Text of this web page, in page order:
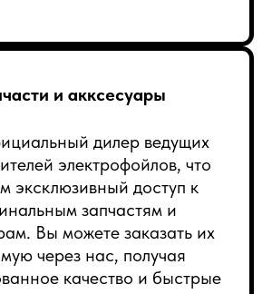
и акксесуары
дилер ведущих
электрофойлов, что
эксклюзивный доступ к
запчастям и
Вы можете заказать их
через нас, получая
качество и быстрые